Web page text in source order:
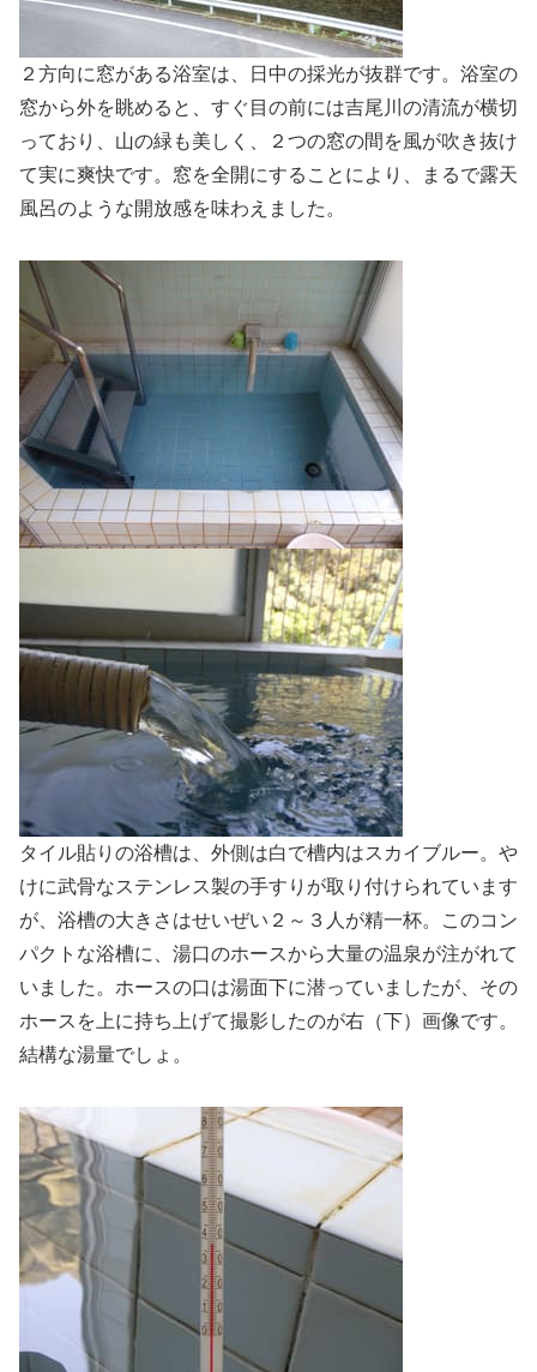
２方向に窓がある浴室は、日中の採光が抜群です。浴室の
窓から外を眺めると、すぐ目の前には吉尾川の清流が横切
っており、山の緑も美しく、２つの窓の間を風が吹き抜け
て実に爽快です。窓を全開にすることにより、まるで露天
風呂のような開放感を味わえました。
タイル貼りの浴槽は、外側は白で槽内はスカイブルー。や
けに武骨なステンレス製の手すりが取り付けられています
が、浴槽の大きさはせいぜい２～３人が精一杯。このコン
パクトな浴槽に、湯口のホースから大量の温泉が注がれて
いました。ホースの口は湯面下に潜っていましたが、その
ホースを上に持ち上げて撮影したのが右（下）画像です。
結構な湯量でしょ。